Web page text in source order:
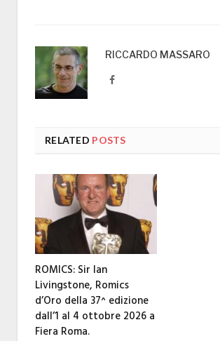
RICCARDO MASSARO
Facebook
RELATED POSTS
ROMICS: Sir Ian
Livingstone, Romics
d’Oro della 37^ edizione
dall’1 al 4 ottobre 2026 a
Fiera Roma.